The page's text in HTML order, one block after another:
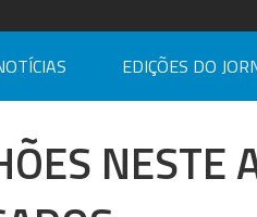
EDIÇÕES DO
NESTE